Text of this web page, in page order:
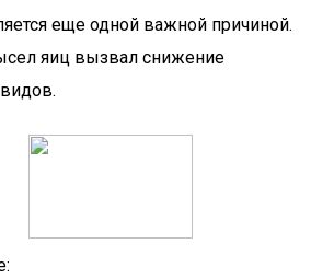
еще одной важной причиной.
яиц вызвал снижение